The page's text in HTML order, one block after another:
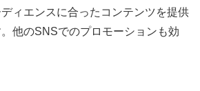
ィエンスに合ったコンテンツを提供
他のSNSでのプロモーションも効